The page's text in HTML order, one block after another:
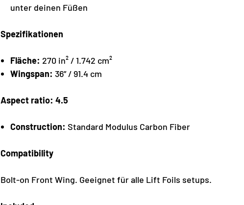
unter deinen Füßen
Spezifikationen
Fläche: 270 in² / 1.742 cm²
Wingspan: 36” / 91.4 cm
Aspect ratio: 4.5
Construction: Standard Modulus Carbon Fiber
Compatibility
Bolt-on Front Wing. Geeignet für alle Lift Foils setups.